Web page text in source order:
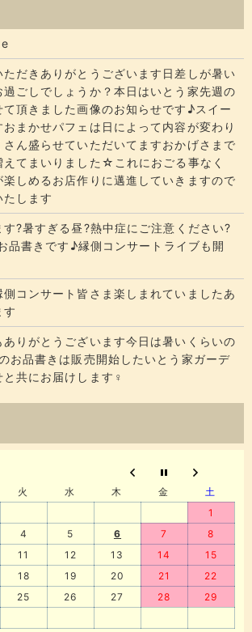
ただきありがとうございます​​​日差しが暑い
ごしでしょうか？​​​本日はいとう家先週の
て頂きました画像のお知らせです♪スイー
まかせパフェは日によって内容が変わり
さん盛らせていただいてます​​​おかげさまで
えてまいりました☆​​これにおごる事なく
楽しめるお店作りに邁進していきますので
たします
?暑すぎる昼?熱中症にご注意ください?
品書きです♪縁側コンサートライブも開
コンサート皆さま楽しまれていましたあ
す
ありがとうございます今日は暑いくらいの
お品書きは販売開始したいとう家ガーデ
と共にお届けします‍♀️
火 水 木 金
土
1
4 5 6 7
8
11 12 13 14
15
18 19 20 21
22
25 26 27 28
29